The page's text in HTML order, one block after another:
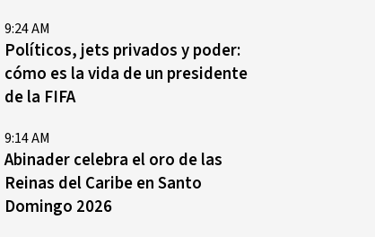
9:24 AM
Políticos, jets privados y poder:
cómo es la vida de un presidente
de la FIFA
9:14 AM
Abinader celebra el oro de las
Reinas del Caribe en Santo
Domingo 2026